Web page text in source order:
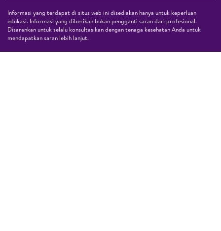
Informasi yang terdapat di situs web ini disediakan hanya untuk keperluan
edukasi. Informasi yang diberikan bukan pengganti saran dari profesional.
Disarankan untuk selalu konsultasikan dengan tenaga kesehatan Anda untuk
mendapatkan saran lebih lanjut.